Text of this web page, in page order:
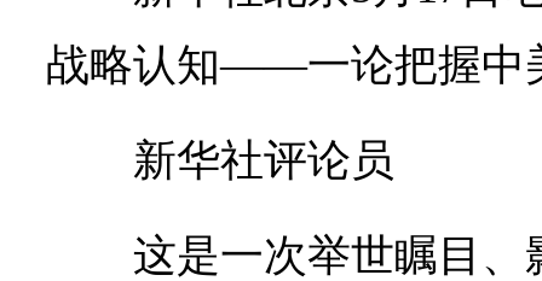
战略认知——一论把握中
新华社评论员
这是一次举世瞩目